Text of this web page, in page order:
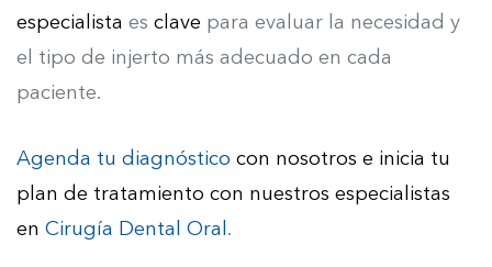
especialista es clave para evaluar la necesidad y
el tipo de injerto más adecuado en cada
paciente.
Agenda tu diagnóstico con nosotros e inicia tu
plan de tratamiento con nuestros especialistas
en Cirugía Dental Oral .